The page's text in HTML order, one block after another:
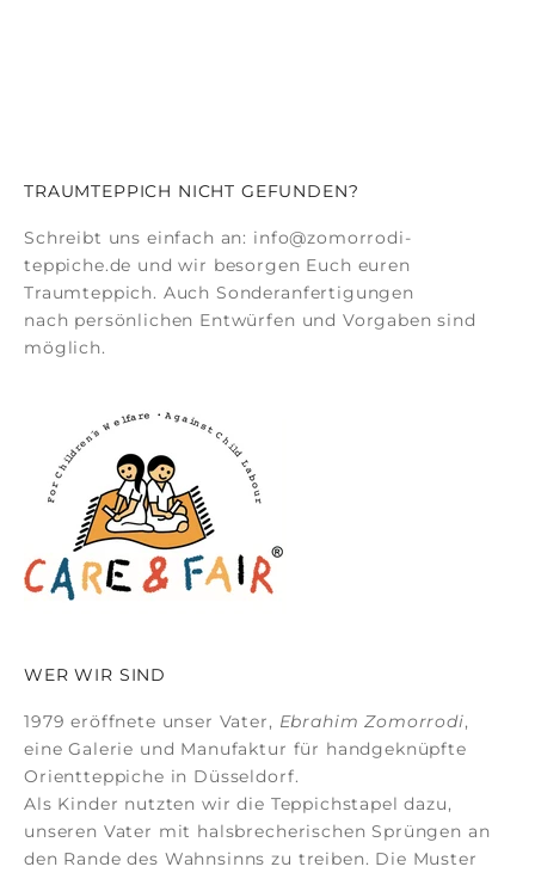
TRAUMTEPPICH NICHT GEFUNDEN?
Schreibt uns einfach an: info@zomorrodi-
teppiche.de und wir besorgen Euch euren
Traumteppich. Auch Sonderanfertigungen
nach persönlichen Entwürfen und Vorgaben sind
möglich.
WER WIR SIND
1979 eröffnete unser Vater, Ebrahim Zomorrodi,
eine Galerie und Manufaktur für handgeknüpfte
Orientteppiche in Düsseldorf.
Als Kinder nutzten wir die Teppichstapel dazu,
unseren Vater mit halsbrecherischen Sprüngen an
den Rande des Wahnsinns zu treiben. Die Muster